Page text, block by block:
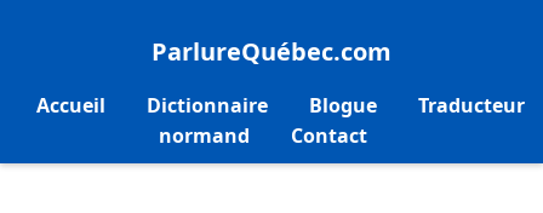
ParlureQuébec.com
Accueil Dictionnaire Blogue
Traducteur
normand
Contact